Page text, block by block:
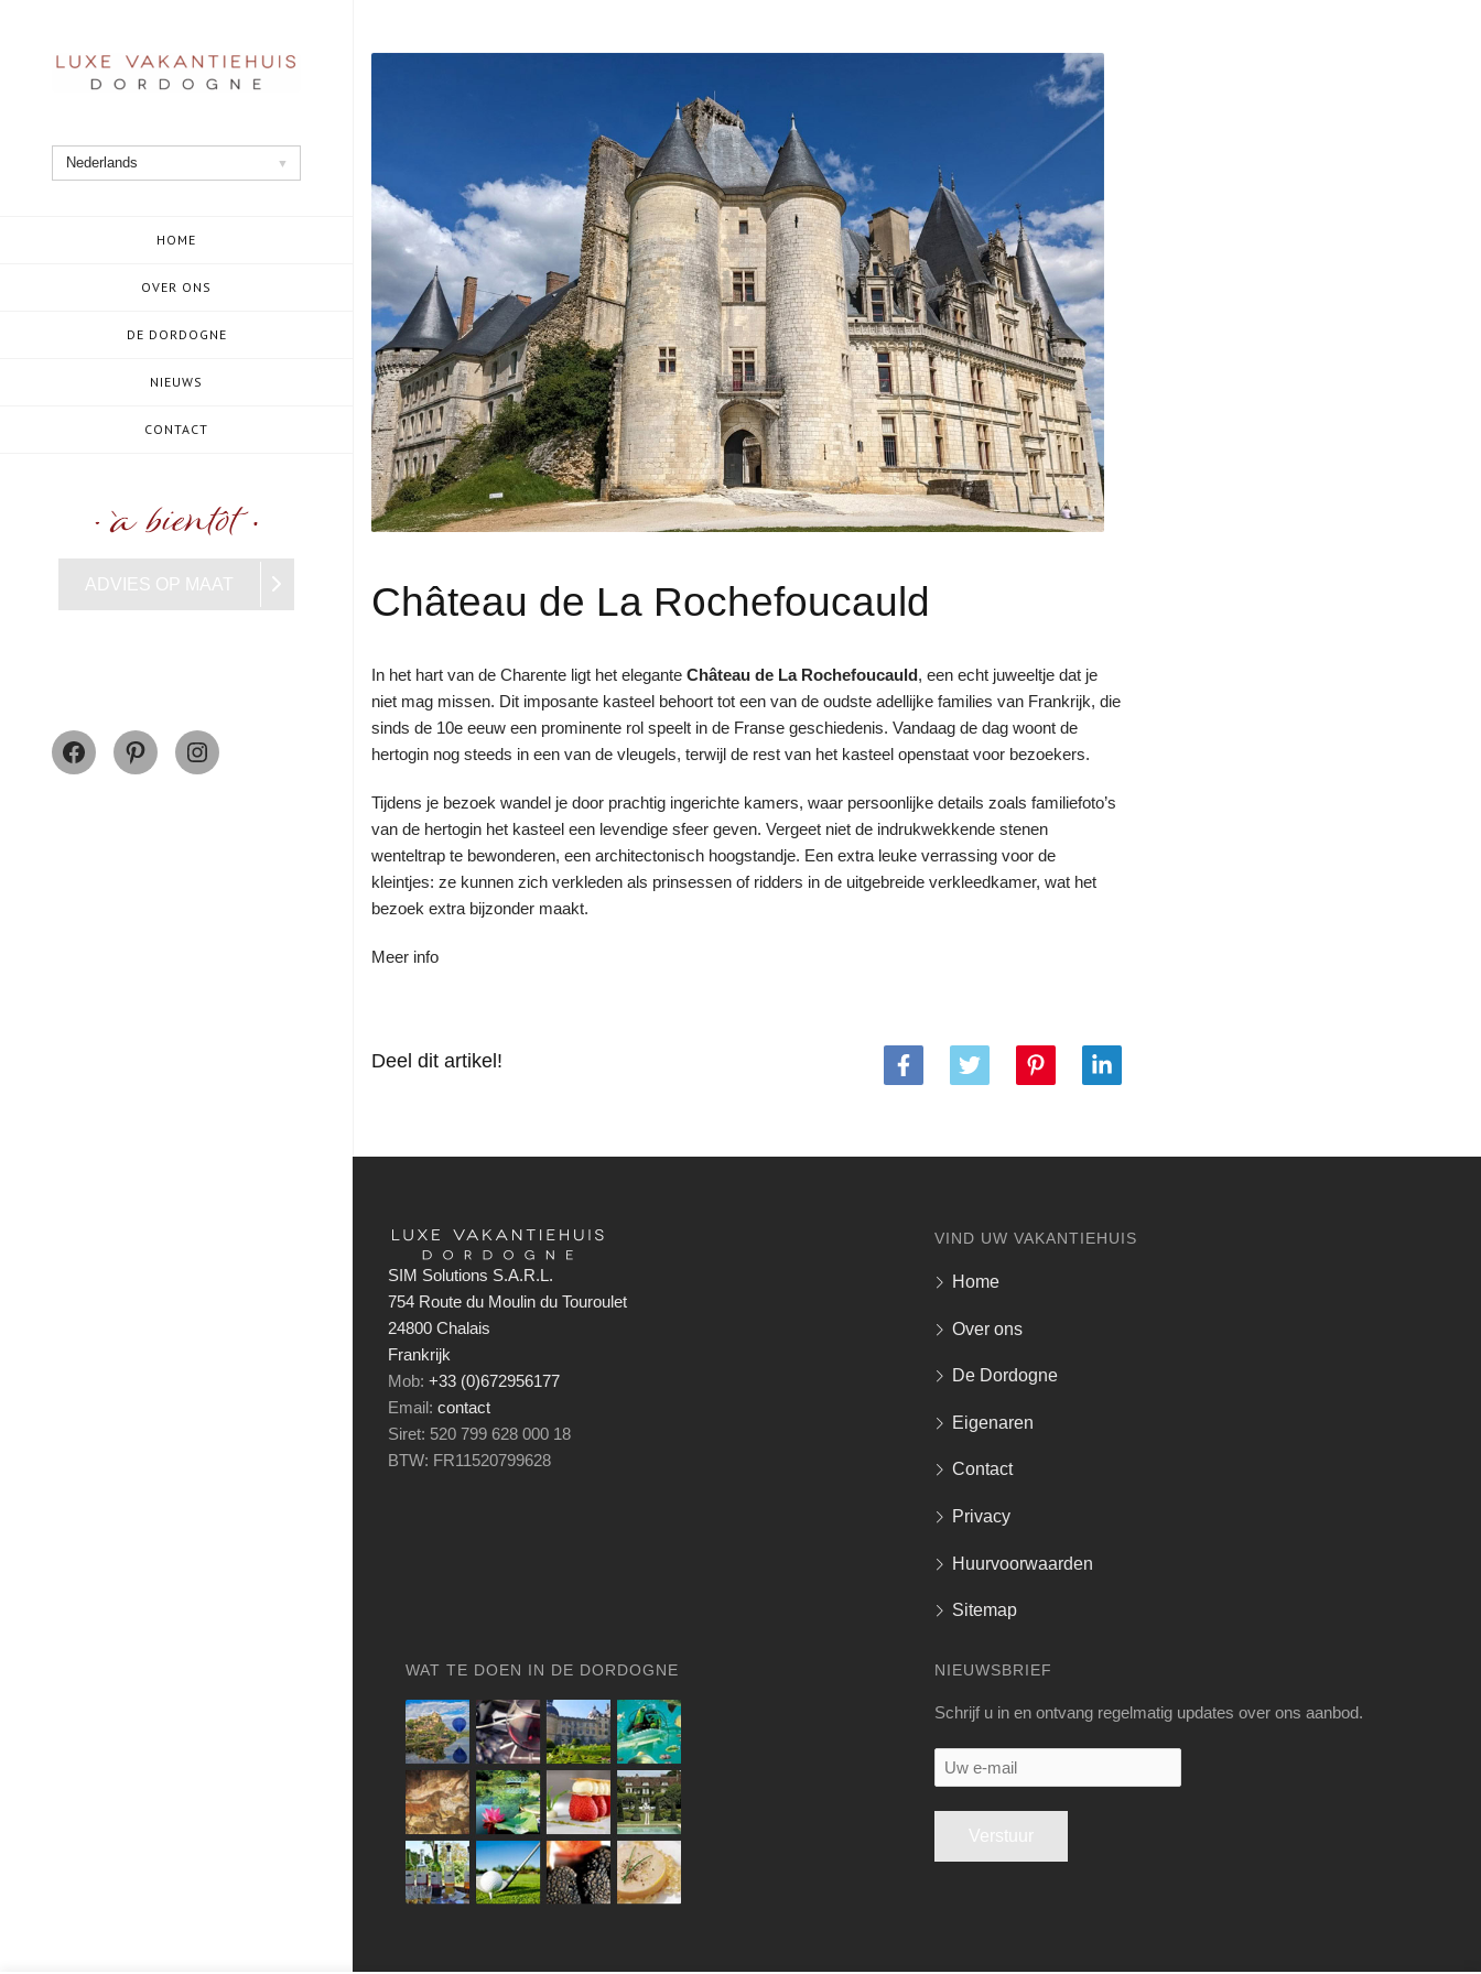
Nederlands
HOME
OVER ONS
DE DORDOGNE
NIEUWS
CONTACT
ADVIES OP MAAT
Facebook
PinterestInstagram
Château de La Rochefoucauld
In het hart van de Charente ligt het elegante Château de La Rochefoucauld, een echt juweeltje dat je
niet mag missen. Dit imposante kasteel behoort tot een van de oudste adellijke families van Frankrijk, die
sinds de 10e eeuw een prominente rol speelt in de Franse geschiedenis. Vandaag de dag woont de
hertogin nog steeds in een van de vleugels, terwijl de rest van het kasteel openstaat voor bezoekers.
Tijdens je bezoek wandel je door prachtig ingerichte kamers, waar persoonlijke details zoals familiefoto’s
van de hertogin het kasteel een levendige sfeer geven. Vergeet niet de indrukwekkende stenen
wenteltrap te bewonderen, een architectonisch hoogstandje. Een extra leuke verrassing voor de
kleintjes: ze kunnen zich verkleden als prinsessen of ridders in de uitgebreide verkleedkamer, wat het
bezoek extra bijzonder maakt.
Meer info
Deel dit artikel!
SIM Solutions S.A.R.L.
754 Route du Moulin du Touroulet
24800 Chalais
Frankrijk
Mob: +33 (0)672956177
Email: contact
Siret: 520 799 628 000 18
BTW: FR11520799628
VIND UW VAKANTIEHUIS
Home
Over ons
De Dordogne
Eigenaren
Contact
Privacy
Huurvoorwaarden
Sitemap
WAT TE DOEN IN DE DORDOGNE NIEUWSBRIEF
Schrijf u in en ontvang regelmatig updates over ons aanbod.
Uw
e-
mail